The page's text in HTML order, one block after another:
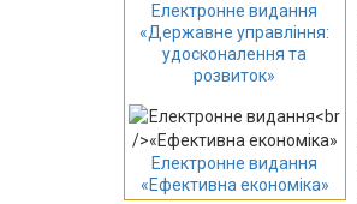
Електронне видання
«Державне управління:
удосконалення та
розвиток»
Електронне видання
«Ефективна економіка»